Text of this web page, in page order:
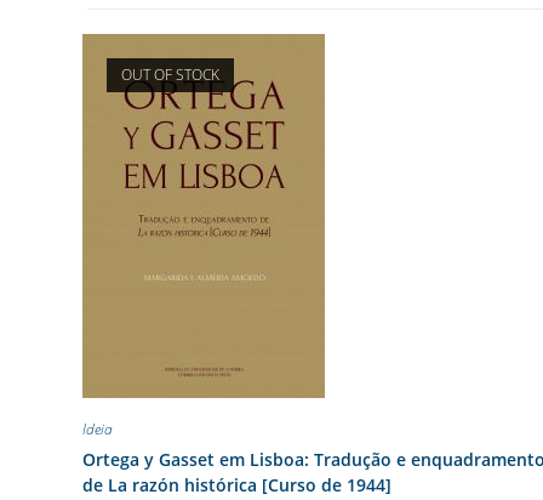
OUT OF STOCK
Ideia
Ortega y Gasset em Lisboa: Tradução e enquadramento
de La razón histórica [Curso de 1944]